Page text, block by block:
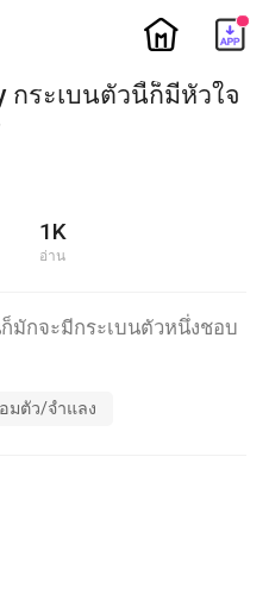
ic_home
กระเบนตัวนี้ก็มีหัวใจ
1K
อ่าน
มักจะมีกระเบนตัวหนึ่งชอบ
มตัว/จำแลง